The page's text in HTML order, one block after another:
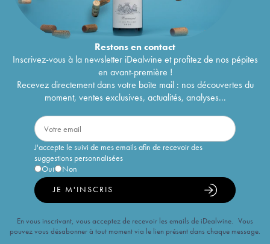
Restons encontact
Inscrivez-vous à la newsletter iDealwine et profitez de nos pépites
en avant-première !
Recevez directement dans votre boîte mail : nos découvertes du
moment, ventes exclusives, actualités, analyses...
J'accepte le suivi de mes emails afin de recevoir des
suggestions personnalisées
Oui
Non
JE M'INSCRIS
En vous inscrivant, vous acceptez de recevoir les emails de iDealwine. Vous
pouvez vous désabonner à tout moment via le lien présent dans chaque message.